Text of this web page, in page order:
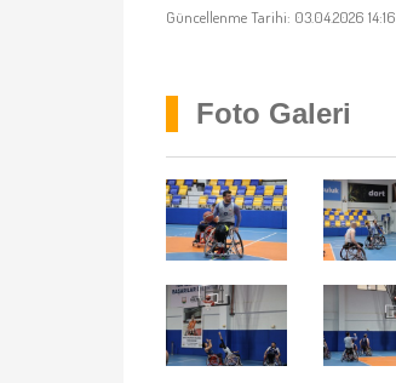
Güncellenme Tarihi: 03.04.2026 14:16
Foto Galeri